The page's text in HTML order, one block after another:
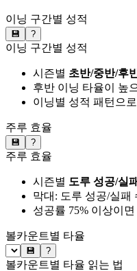
이닝 구간별 성적
💾 ?
이닝 구간별 성적
시즌별 초반/중반/후
후반 이닝 타율이 높
이닝별 성적 패턴으
주루 효율
💾 ?
주루 효율
시즌별 도루 성공/실패
막대: 도루 성공/실패
성공률 75% 이상이
볼카운트별 타율
💾 ?
볼카운트별 타율 읽는 법